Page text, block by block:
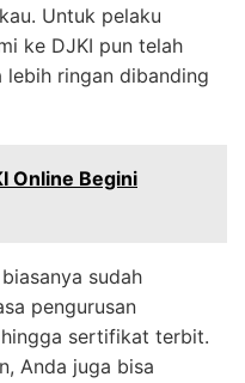
Untuk pelaku
ke DJKI pun telah
ringan dibanding
Online Begini
sudah
pengurusan
sertifikat terbit.
Anda juga bisa